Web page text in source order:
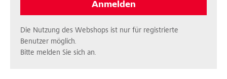
Anmelden
Die Nutzung des Webshops ist nur für registrierte
Benutzer möglich.
Bitte melden Sie sich an.